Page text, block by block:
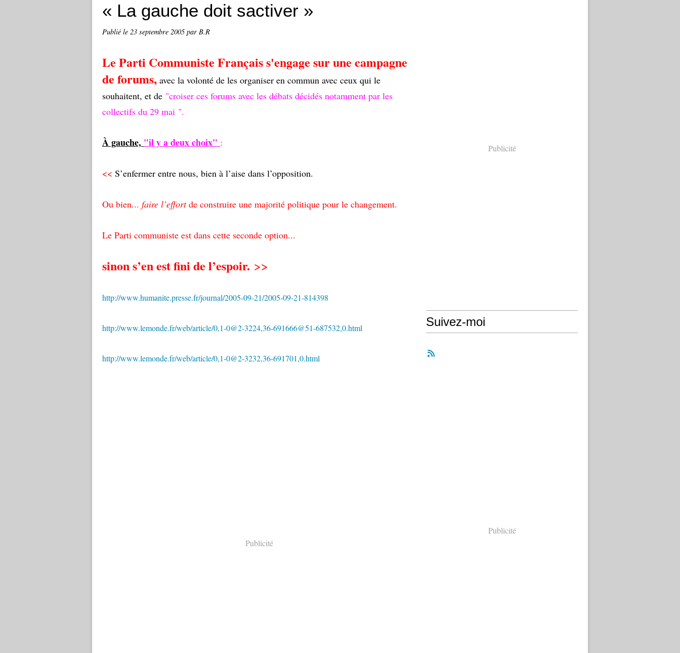
« La gauche doit sactiver »
Publié le 23 septembre 2005 par B.R
Le Parti Communiste Français s'engage sur une campagne
de forums, avec la volonté de les organiser en commun avec ceux qui le
souhaitent, et de "croiser ces forums avec les débats décidés notamment par les
collectifs du 29 mai ".
À gauche, "il y a deux choix" :
<< S’enfermer entre nous, bien à l’aise dans l’opposition.
Ou bien... faire l’effortde construire une majorité politique pour le changement.
Le Parti communiste est dans cette seconde option...
sinon s’en est fini de l’espoir. >>
http://www.humanite.presse.fr/journal/2005-09-21/2005-09-21-814398
http://www.lemonde.fr/web/article/0,1-0@2-3224,36-691666@51-687532,0.html
http://www.lemonde.fr/web/article/0,1-0@2-3232,36-691701,0.html
Publicité
Publicité
Suivez-moi
Publicité